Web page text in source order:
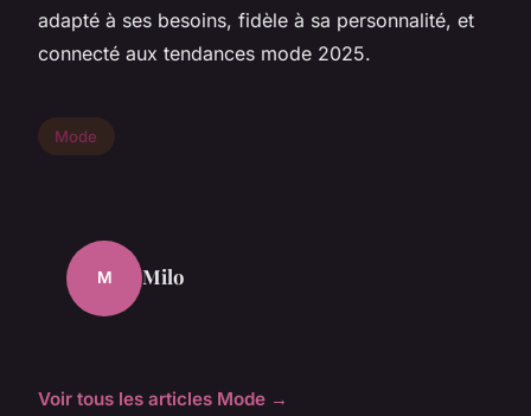
adapté à ses besoins, fidèle à sa personnalité, et
connecté aux tendances mode 2025.
Mode
M Milo
Voir tous les articles Mode →